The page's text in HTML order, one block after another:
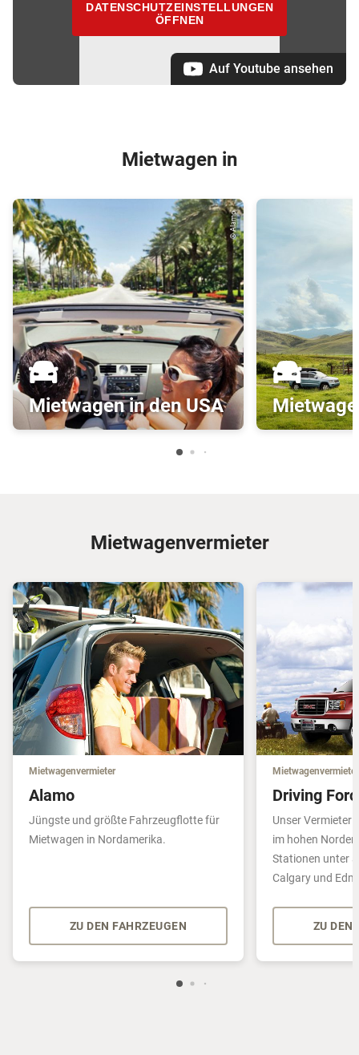
DATENSCHUTZEINSTELLUNGEN
ÖFFNEN
Auf Youtube ansehen
Mietwagen in
Mietwagen in den USA
© Alamo
Mietwagenvermieter
Mietwagenvermieter
Alamo
Jüngste und größte Fahrzeugflotte für
Mietwagen in Nordamerika.
ZU DEN FAHRZEUGEN
Mietwagenvermieter
Driving
Unser Vermieter
im hohen
Stationen unter
Calgary und
ZU DEN